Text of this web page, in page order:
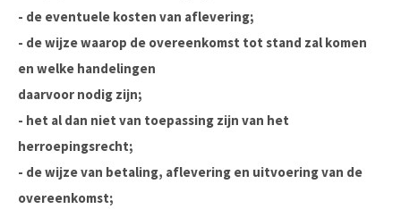
- de eventuele kosten van aflevering;
- de wijze waarop de overeenkomst tot stand zal komen
en welke handelingen
daarvoor nodig zijn;
- het al dan niet van toepassing zijn van het
herroepingsrecht;
- de wijze van betaling, aflevering en uitvoering van de
overeenkomst;